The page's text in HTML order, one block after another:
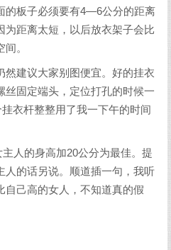
的板子必须要有4—6公分的距离
为距离太短，以后放衣架子会比
。
然建议大家别图便宜。好的挂衣
丝固定端头，定位打孔的时候一
衣杆整整用了我一下午的时间
人的身高加20公分为最佳。提
人的话另说。顺道插一句，我听
自己高的女人，不知道真的假